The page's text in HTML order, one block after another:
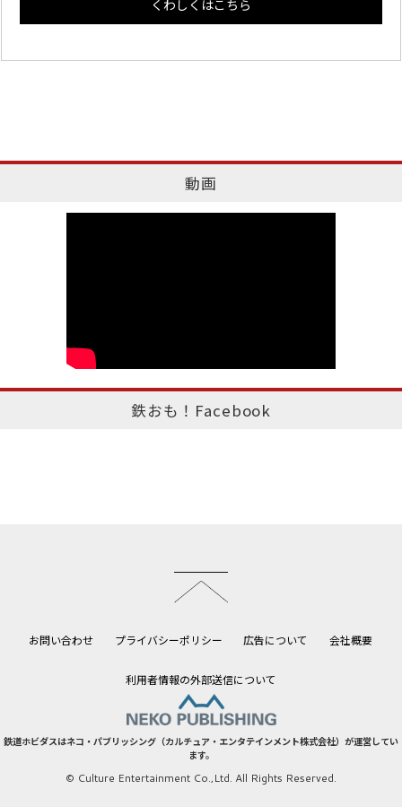
くわしくはこちら
動画
鉄おも！Facebook
お問い合わせ プライバシーポリシー 広告について 会社概要
利用者情報の外部送信について
鉄道ホビダスはネコ・パブリッシング（カルチュア・エンタテインメント株式会社）が運営してい
ます。
© Culture Entertainment Co.,Ltd. All Rights Reserved.